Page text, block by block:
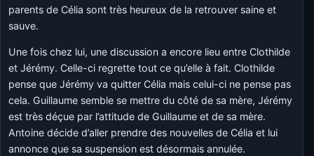
parents de Célia sont très heureux de la retrouver saine et
sauve.
Une fois chez lui, une discussion a encore lieu entre Clothilde
et Jérémy. Celle-ci regrette tout ce qu’elle à fait. Clothilde
pense que Jérémy va quitter Célia mais celui-ci ne pense pas
cela. Guillaume semble se mettre du côté de sa mère, Jérémy
est très déçue par l’attitude de Guillaume et de sa mère.
Antoine décide d’aller prendre des nouvelles de Célia et lui
annonce que sa suspension est désormais annulée.